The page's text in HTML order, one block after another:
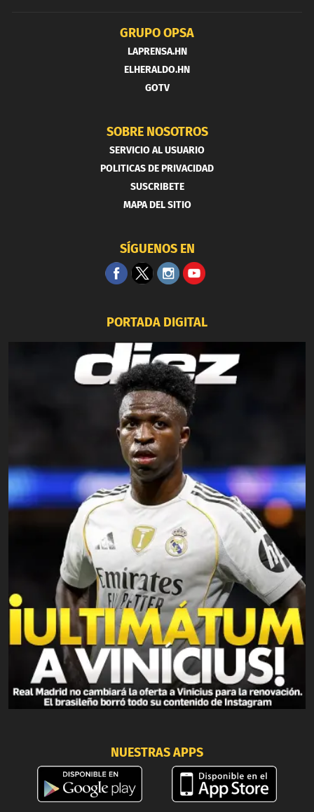
GRUPO OPSA
LAPRENSA.HN
ELHERALDO.HN
GOTV
SOBRE NOSOTROS
SERVICIO AL USUARIO
POLITICAS DE PRIVACIDAD
SUSCRIBETE
MAPA DEL SITIO
SÍGUENOS EN
PORTADA DIGITAL
NUESTRAS APPS